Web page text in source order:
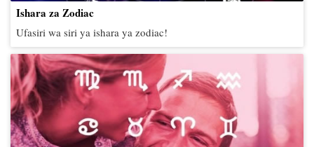
Ishara za Zodiac
Ufasiri wa siri ya ishara ya zodiac!